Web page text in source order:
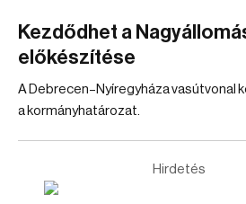
Kezdődhet a
előkészítése
A Debrecen–Nyíregyháza vasútvonal
a kormányhatározat.
Hirdetés